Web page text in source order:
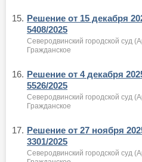
15. Решение от 15 декабря
5408/2025
Северодвинский городской суд
Гражданское
16. Решение от 4 декабря
5526/2025
Северодвинский городской суд
Гражданское
17. Решение от 27 ноября
3301/2025
Северодвинский городской суд